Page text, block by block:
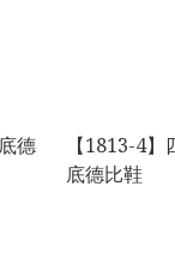
德
【1813-4
底德比鞋